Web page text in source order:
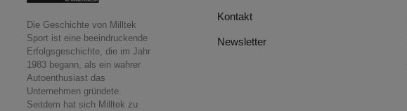
Die Geschichte von Milltek
Sport ist eine beeindruckende
Erfolgsgeschichte, die im Jahr
1983 begann, als ein wahrer
Autoenthusiast das
Unternehmen gründete.
Seitdem hat sich Milltek zu
Kontakt
Newsletter